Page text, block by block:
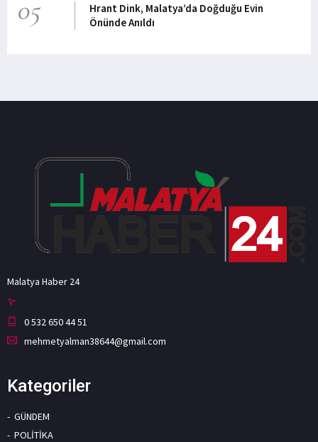
05
Hrant Dink, Malatya’da Doğduğu Evin
Önünde Anıldı
Malatya Haber 24
0 532 650 44 51
mehmetyalman38644@gmail.com
Kategoriler
GÜNDEM
POLİTİKA